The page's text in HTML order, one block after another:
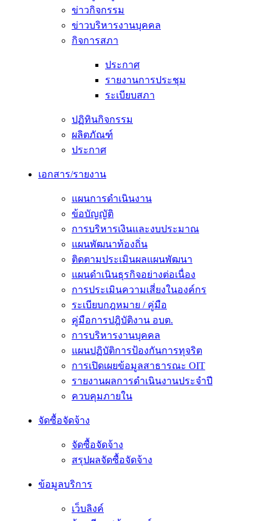
ข่าวกิจกรรม
ข่าวบริหารงานบุคคล
กิจการสภา
ประกาศ
รายงานการประชุม
ระเบียบสภา
ปฏิทินกิจกรรม
ผลิตภัณฑ์
ประกาศ
เอกสาร/รายงาน
แผนการดำเนินงาน
ข้อบัญญัติ
การบริหารเงินและงบประมาณ
แผนพัฒนาท้องถิ่น
ติดตามประเมินผลแผนพัฒนา
แผนดำเนินธุรกิจอย่างต่อเนื่อง
การประเมินความเสี่ยงในองค์กร
ระเบียบกฎหมาย / คู่มือ
คู่มือการปฎิบัติงาน อบต.
การบริหารงานบุคคล
แผนปฏิบัติการป้องกันการทุจริต
การเปิดเผยข้อมูลสาธารณะ OIT
รายงานผลการดำเนินงานประจำปี
ควบคุมภายใน
จัดซื้อจัดจ้าง
จัดซื้อจัดจ้าง
สรุปผลจัดซื้อจัดจ้าง
ข้อมูลบริการ
เว็บลิงค์